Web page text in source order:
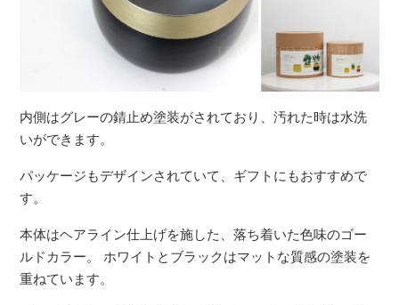
内側はグレーの錆止め塗装がされており、汚れた時は水洗
いができます。
パッケージもデザインされていて、ギフトにもおすすめで
す。
本体はヘアライン仕上げを施した、落ち着いた色味のゴー
ルドカラー。 ホワイトとブラックはマットな質感の塗装を
重ねています。